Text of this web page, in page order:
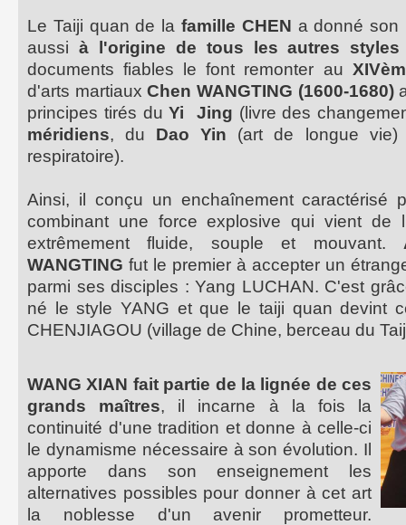
Le Taiji quan de la famille CHEN a donné son
aussi à l'origine de tous les autres
documents fiables le font remonter au
d'arts martiauxChen WANGTING (1600-1680)
principes tirés duYi Jing (livre des
méridiens, du Dao Yin (art de longue
respiratoire).
Ainsi, il conçu un enchaînement caractérisé
combinant une force explosive qui vient de
extrêmement fluide, souple et mouvant.
WANGTING fut le premier à accepter un
parmi ses disciples : Yang LUCHAN. C'est
né le style YANG et que le taiji quan devint
CHENJIAGOU (village de Chine, berceau du
WANG XIAN fait partie de la lignée de ces
grands maîtres, il incarne à la fois la
continuité d'une tradition et donne à celle-ci
le dynamisme nécessaire à son évolution. Il
apporte dans son enseignement les
alternatives possibles pour donner à cet art
la noblesse d'un avenir prometteur.